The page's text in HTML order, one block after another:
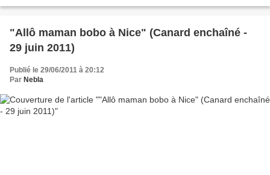
"Allô maman bobo à Nice" (Canard enchaîné -
29 juin 2011)
Publié le 29/06/2011 à 20:12
Par Nebla